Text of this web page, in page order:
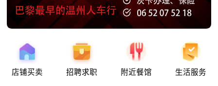
店铺买卖 招聘求职 附近餐馆 生活服务